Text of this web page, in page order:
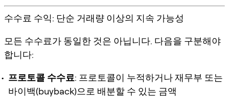
수수료 수익: 단순 거래량 이상의 지속 가능성
모든 수수료가 동일한 것은 아닙니다. 다음을 구분해야
합니다:
프로토콜 수수료: 프로토콜이 누적하거나 재무부 또는
바이백(buyback)으로 배분할 수 있는 금액